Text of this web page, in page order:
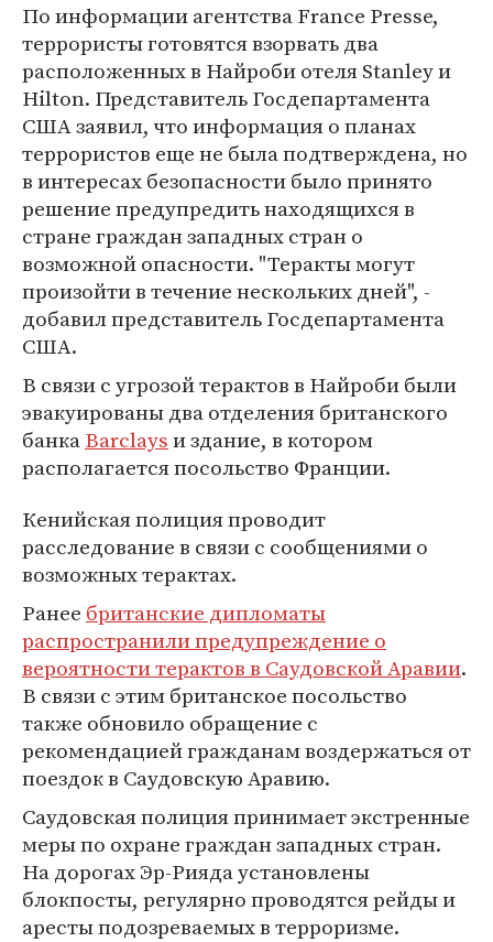
По информации агентства France Presse,
террористы готовятся взорвать два
расположенных в Найроби отеля Stanley и
Hilton. Представитель Госдепартамента
США заявил, что информация о планах
террористов еще не была подтверждена, но
в интересах безопасности было принято
решение предупредить находящихся в
стране граждан западных стран о
возможной опасности. "Теракты могут
произойти в течение нескольких дней", -
добавил представитель Госдепартамента
США.
В связи с угрозой терактов в Найроби были
эвакуированы два отделения британского
банкаBarclaysи здание, в котором
располагается посольство Франции.
Кенийская полиция проводит
расследование в связи с сообщениями о
возможных терактах.
Ранее британские дипломаты
распространили предупреждение о
вероятности терактов в Саудовской Аравии.
В связи с этим британское посольство
также обновило обращение с
рекомендацией гражданам воздержаться от
поездок в Саудовскую Аравию.
Саудовская полиция принимает экстренные
меры по охране граждан западных стран.
На дорогах Эр-Рияда установлены
блокпосты, регулярно проводятся рейды и
аресты подозреваемых в терроризме.